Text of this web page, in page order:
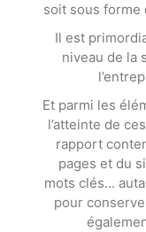
soit sous forme
Il est
niveau de la
Et parmi les
l’atteinte de
rapport
pages et du
mots clés...
pour